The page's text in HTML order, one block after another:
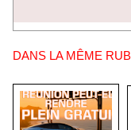
DANS LA MÊME